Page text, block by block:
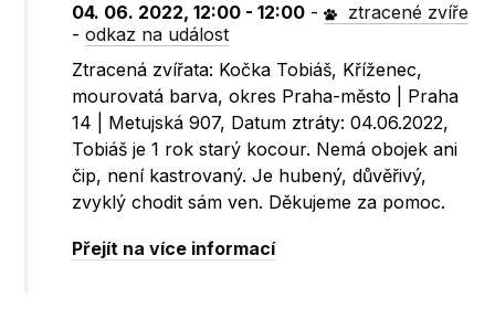
04. 06. 2022, 12:00 - 12:00 -
ztracené zvíře
-odkaz na událost
Ztracená zvířata: Kočka Tobiáš, Kříženec,
mourovatá barva, okres Praha-město | Praha
14 | Metujská 907, Datum ztráty: 04.06.2022,
Tobiáš je 1 rok starý kocour. Nemá obojek ani
čip, není kastrovaný. Je hubený, důvěřivý,
zvyklý chodit sám ven. Děkujeme za pomoc.
Přejít na více informací